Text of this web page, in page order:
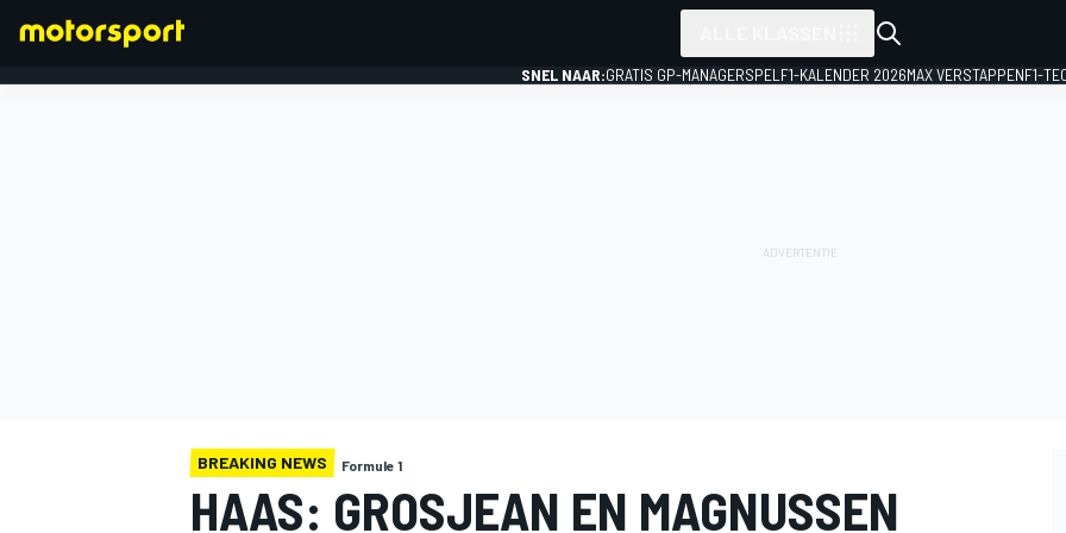
SNEL NAAR:GRATIS GP-MANAGERSPEL F1-KALENDER 2026MAX VERSTAPPENF1-
BREAKING NEWS Formule 1
HAAS: GROSJEAN EN MAGNUSSEN